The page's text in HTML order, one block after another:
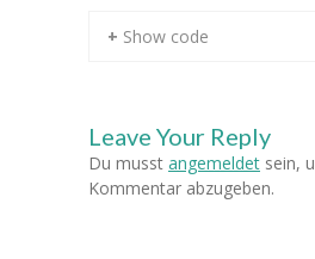
---- Zahleninfo
+ Show code
Leave Your Reply
Du musst angemeldet sein,
Kommentar abzugeben.